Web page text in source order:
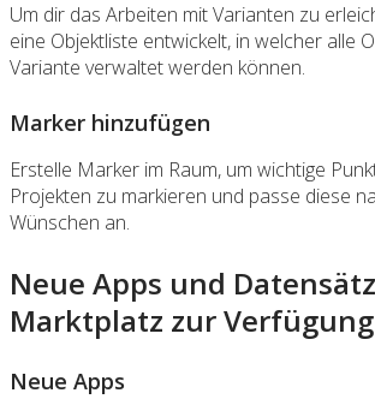
Um dir das Arbeiten mit Varianten zu
eine Objektliste entwickelt, in welcher alle
Variante verwaltet werden können.
Marker hinzufügen
Erstelle Marker im Raum, um wichtige
Projekten zu markieren und passe diese
Wünschen an.
Neue Apps und
Marktplatz zur Verfügung
Neue Apps